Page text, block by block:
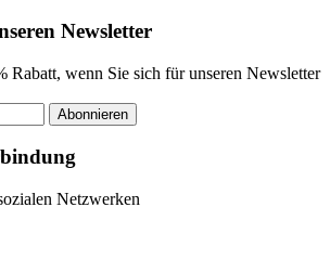
Newsletter
Rabatt, wenn Sie sich für unseren Newsletter
Abonnieren
Netzwerken